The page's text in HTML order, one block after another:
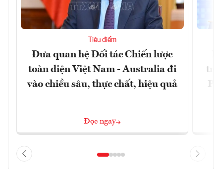
Tiêu điểm
Đưa quan hệ Đối tác Chiến lược
toàn diện Việt Nam - Australia đi
vào chiều sâu, thực chất, hiệu quả
Đọc ngay